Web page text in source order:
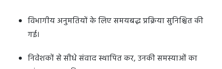
विभागीय अनुमतियों के लिए समयबद्ध प्रक्रिया सुनिश्चित की
गई।
निवेशकों से सीधे संवाद स्थापित कर, उनकी समस्याओं का